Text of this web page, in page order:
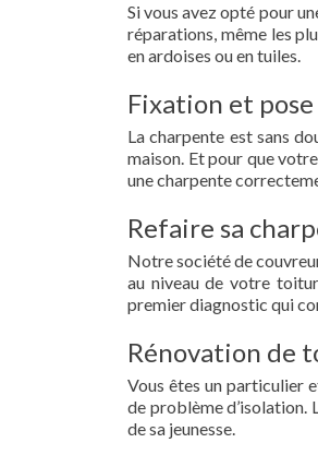
Si vous avez opté pour
réparations, même les
en ardoises ou en tuiles.
Fixation et
La charpente est sans
maison. Et pour que
une charpente
Refaire sa
Notre société de
au niveau de votre
premier diagnostic qui
Rénovation de
Vous êtes un particulier
de problème
de sa jeunesse.